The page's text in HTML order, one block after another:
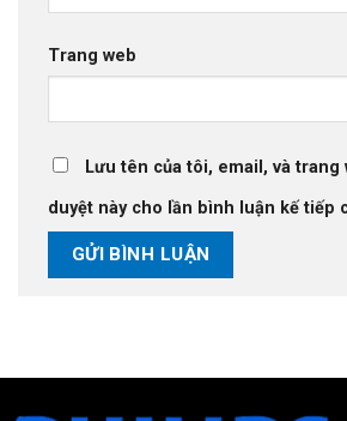
Trang web
Lưu tên của tôi, email, và
duyệt này cho lần bình luận kế tiếp